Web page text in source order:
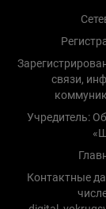
связи,
Учредитель:
Контактные